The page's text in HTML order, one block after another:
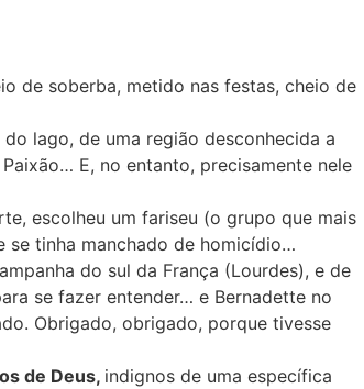
de soberba, metido nas festas, cheio de
lago, de uma região desconhecida a
E, no entanto, precisamente nele
escolheu um fariseu (o grupo que mais
se tinha manchado de homicídio…
do sul da França (Lourdes), e de
se fazer entender… e Bernadette no
Obrigado, obrigado, porque tivesse
de Deus, indignos de uma específica